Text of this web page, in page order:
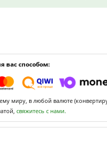
вас способом:
миру, в любой валюте
свяжитесь с нами.